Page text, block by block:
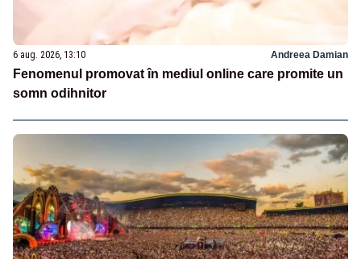
6 aug. 2026, 13:10 Andreea Damian
Fenomenul promovat în mediul online care promite un
somn odihnitor